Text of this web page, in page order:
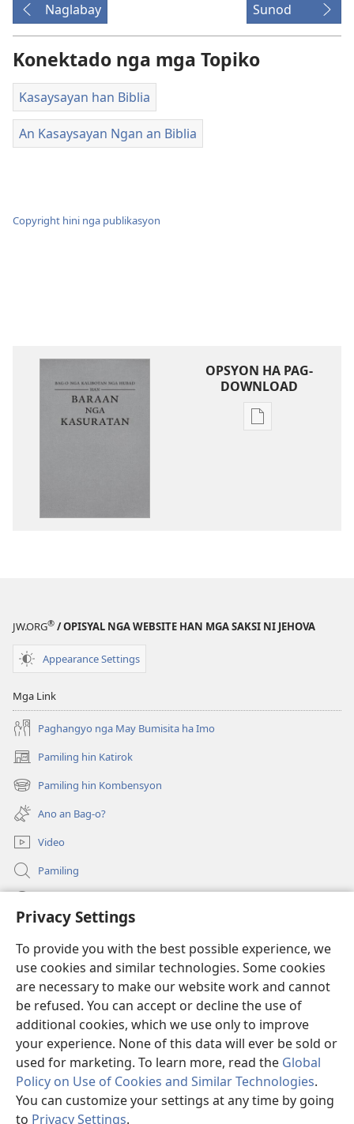
Privacy Settings
To provide you with the best possible experience, we
use cookies and similar technologies. Some cookies
are necessary to make our website work and cannot
be refused. You can accept or decline the use of
additional cookies, which we use only to improve
your experience. None of this data will ever be sold or
used for marketing. To learn more, read the Global
Policy on Use of Cookies and Similar Technologies.
You can customize your settings at any time by going
to Privacy Settings.
Naglabay Sunod
Konektado nga mga Topiko
Kasaysayan han Biblia
An Kasaysayan Ngan an Biblia
Copyright hini nga publikasyon
OPSYON HA PAG-
DOWNLOAD
Opsyon
nga
han
JW.ORG® / OPISYAL NGA WEBSITE HAN MGA SAKSI NI JEHOVA
Appearance Settings
Mga Link
Paghangyo nga May Bumisita ha Imo
Pamiling hin Katirok
(opens
new
window)
Pamiling hin Kombensyon
(opens
new
window)
Ano an Bag-o?
Video
Pamiling
(opens
window)Watchtower ONLINE LIBRARY
(opens
new
window)JW Hub ®
(opens
new
window)
Copyright© 2026 Watch Tower Bible and Tract Society of Pennsylvania.
MGA KONDISYON HA PAGGAMIT